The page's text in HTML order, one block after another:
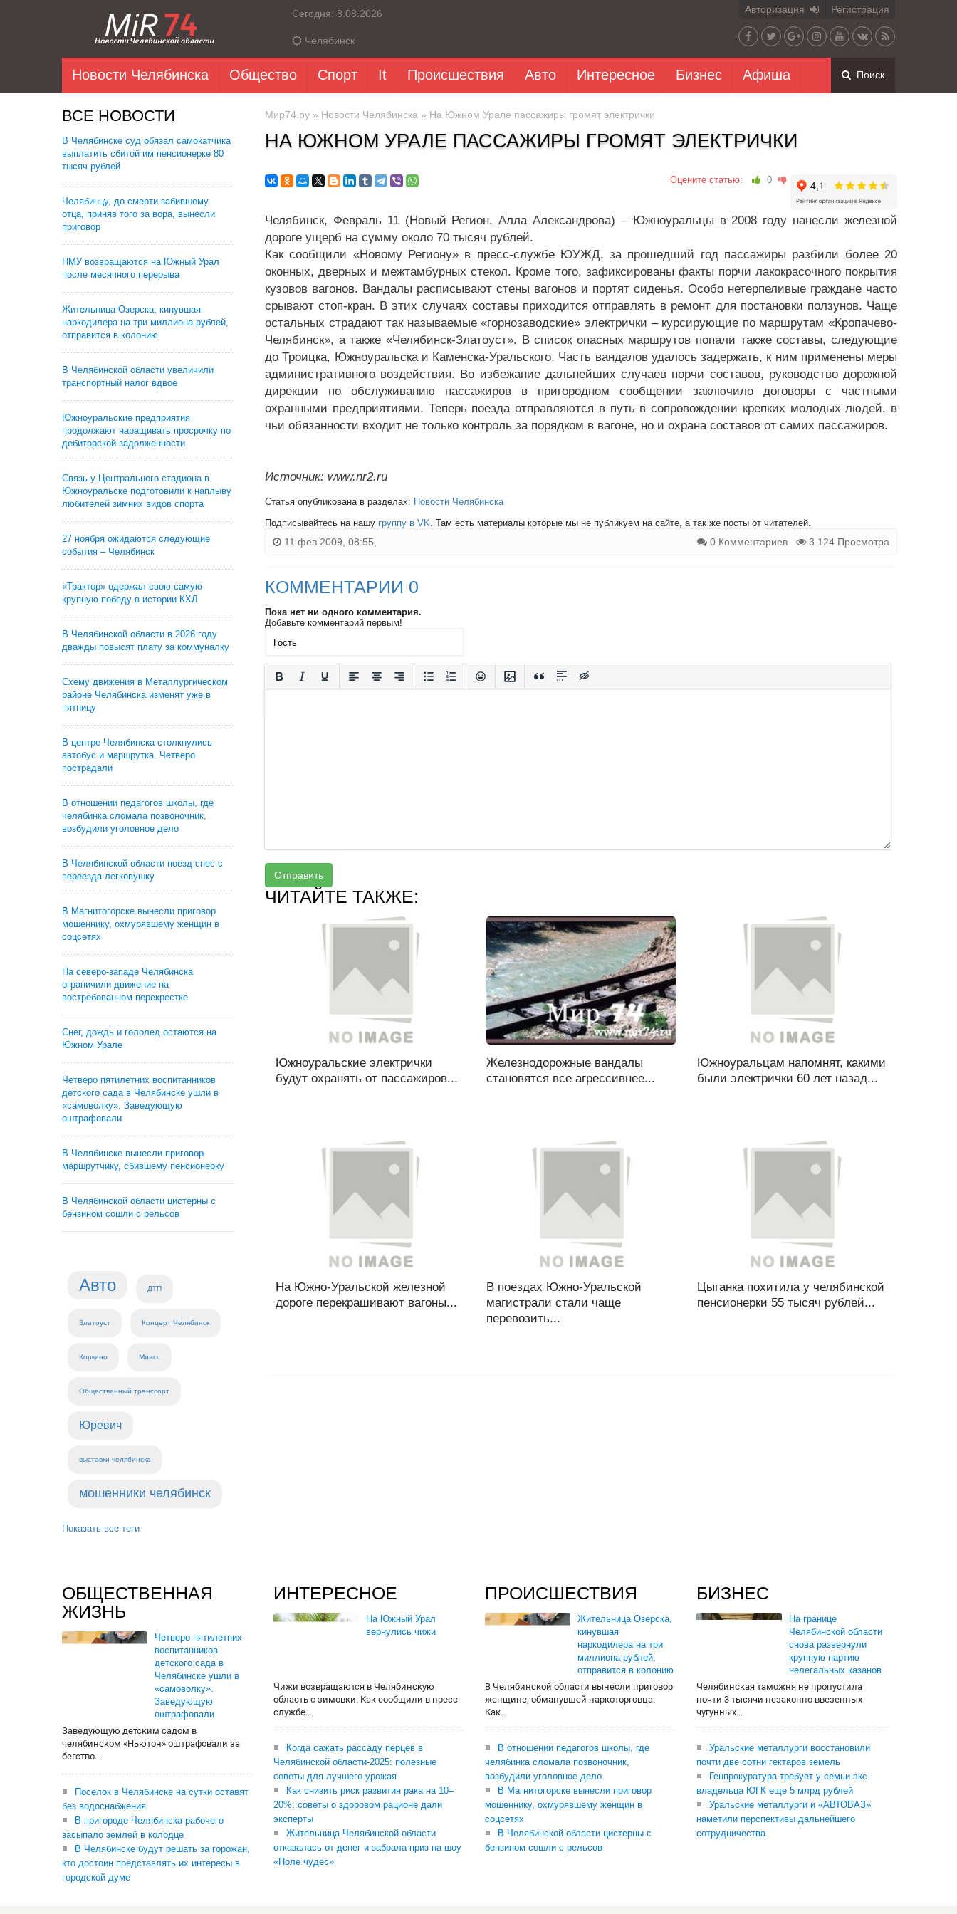
Сегодня: 8.08.2026
Челябинск
Авторизация Регистрация
Новости Челябинска Общество Спорт It Происшествия Авто Интересное Бизнес Афиша Поиск
ВСЕ НОВОСТИ
В Челябинске суд обязал самокатчика
выплатить сбитой им пенсионерке 80
тысяч рублей
Челябинцу, до смерти забившему
отца, приняв того за вора, вынесли
приговор
НМУ возвращаются на Южный Урал
после месячного перерыва
Жительница Озерска, кинувшая
наркодилера на три миллиона рублей,
отправится в колонию
В Челябинской области увеличили
транспортный налог вдвое
Южноуральские предприятия
продолжают наращивать просрочку по
дебиторской задолженности
Связь у Центрального стадиона в
Южноуральске подготовили к наплыву
любителей зимних видов спорта
27 ноября ожидаются следующие
события – Челябинск
«Трактор» одержал свою самую
крупную победу в истории КХЛ
В Челябинской области в 2026 году
дважды повысят плату за коммуналку
Схему движения в Металлургическом
районе Челябинска изменят уже в
пятницу
В центре Челябинска столкнулись
автобус и маршрутка. Четверо
пострадали
В отношении педагогов школы, где
челябинка сломала позвоночник,
возбудили уголовное дело
В Челябинской области поезд снес с
переезда легковушку
В Магнитогорске вынесли приговор
мошеннику, охмурявшему женщин в
соцсетях
На северо-западе Челябинска
ограничили движение на
востребованном перекрестке
Снег, дождь и гололед остаются на
Южном Урале
Четверо пятилетних воспитанников
детского сада в Челябинске ушли в
«самоволку». Заведующую
оштрафовали
В Челябинске вынесли приговор
маршрутчику, сбившему пенсионерку
В Челябинской области цистерны с
бензином сошли с рельсов
Авто ДТП
Златоуст Концерт Челябинск
Коркино Миасс
Общественный транспорт
Юревич
выставки челябинска
мошенники челябинск
Показать все теги
Мир74.ру » Новости Челябинска » На Южном Урале пассажиры громят электрички
НА ЮЖНОМ УРАЛЕ ПАССАЖИРЫ ГРОМЯТ ЭЛЕКТРИЧКИ
Оцените статью: 0
Челябинск, Февраль 11 (Новый Регион, Алла Александрова) – Южноуральцы в 2008 году нанесли железной
дороге ущерб на сумму около 70 тысяч рублей.
Как сообщили «Новому Региону» в пресс-службе ЮУЖД, за прошедший год пассажиры разбили более 20
оконных, дверных и межтамбурных стекол. Кроме того, зафиксированы факты порчи лакокрасочного покрытия
кузовов вагонов. Вандалы расписывают стены вагонов и портят сиденья. Особо нетерпеливые граждане часто
срывают стоп-кран. В этих случаях составы приходится отправлять в ремонт для постановки ползунов. Чаще
остальных страдают так называемые «горнозаводские» электрички – курсирующие по маршрутам «Кропачево-
Челябинск», а также «Челябинск-Златоуст». В список опасных маршрутов попали также составы, следующие
до Троицка, Южноуральска и Каменска-Уральского. Часть вандалов удалось задержать, к ним применены меры
административного воздействия. Во избежание дальнейших случаев порчи составов, руководство дорожной
дирекции по обслуживанию пассажиров в пригородном сообщении заключило договоры с частными
охранными предприятиями. Теперь поезда отправляются в путь в сопровождении крепких молодых людей, в
чьи обязанности входит не только контроль за порядком в вагоне, но и охрана составов от самих пассажиров.
Источник: www.nr2.ru
Статья опубликована в разделах: Новости Челябинска
Подписывайтесь на нашу группу в VK. Там есть материалы которые мы не публикуем на сайте, а так же посты от читателей.
11 фев 2009, 08:55, 0 Комментариев 3 124 Просмотра
КОММЕНТАРИИ 0
Пока нет ни одного комментария.
Добавьте комментарий первым!
Отправить
ЧИТАЙТЕ ТАКЖЕ:
Южноуральские электрички
будут охранять от пассажиров...
Железнодорожные вандалы
становятся все агрессивнее...
Южноуральцам напомнят, какими
были электрички 60 лет назад...
На Южно-Уральской железной
дороге перекрашивают вагоны...
В поездах Южно-Уральской
магистрали стали чаще
перевозить...
Цыганка похитила у челябинской
пенсионерки 55 тысяч рублей...
ОБЩЕСТВЕННАЯ
ЖИЗНЬ
Четверо пятилетних
воспитанников
детского сада в
Челябинске ушли в
«самоволку».
Заведующую
оштрафовали
Заведующую детским садом в
челябинском «Ньютон» оштрафовали за
бегство...
Поселок в Челябинске на сутки оставят
без водоснабжения
В пригороде Челябинска рабочего
засыпало землей в колодце
В Челябинске будут решать за горожан,
кто достоин представлять их интересы в
городской думе
ИНТЕРЕСНОЕ
На Южный Урал
вернулись чижи
Чижи возвращаются в Челябинскую
область с зимовки. Как сообщили в пресс-
службе...
Когда сажать рассаду перцев в
Челябинской области-2025: полезные
советы для лучшего урожая
Как снизить риск развития рака на 10–
20%: советы о здоровом рационе дали
эксперты
Жительница Челябинской области
отказалась от денег и забрала приз на шоу
«Поле чудес»
ПРОИСШЕСТВИЯ
Жительница Озерска,
кинувшая
наркодилера на три
миллиона рублей,
отправится в колонию
В Челябинской области вынесли приговор
женщине, обманувшей наркоторговца.
Как...
В отношении педагогов школы, где
челябинка сломала позвоночник,
возбудили уголовное дело
В Магнитогорске вынесли приговор
мошеннику, охмурявшему женщин в
соцсетях
В Челябинской области цистерны с
бензином сошли с рельсов
БИЗНЕС
На границе
Челябинской области
снова развернули
крупную партию
нелегальных казанов
Челябинская таможня не пропустила
почти 3 тысячи незаконно ввезенных
чугунных...
Уральские металлурги восстановили
почти две сотни гектаров земель
Генпрокуратура требует у семьи экс-
владельца ЮГК еще 5 млрд рублей
Уральские металлурги и «АВТОВАЗ»
наметили перспективы дальнейшего
сотрудничества